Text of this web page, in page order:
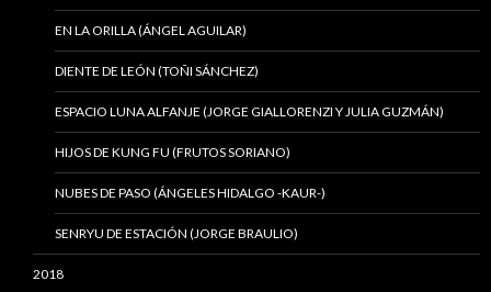
EN LA ORILLA (ÁNGEL AGUILAR)
DIENTE DE LEÓN (TOÑI SÁNCHEZ)
ESPACIO LUNA ALFANJE (JORGE GIALLORENZI Y JULIA GUZMÁN)
HIJOS DE KUNG FU (FRUTOS SORIANO)
NUBES DE PASO (ÁNGELES HIDALGO -KAUR-)
SENRYU DE ESTACIÓN (JORGE BRAULIO)
2018